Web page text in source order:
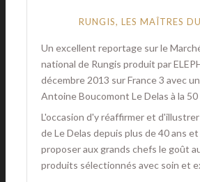
RUNGIS, LES MAÎTRES
Un excellent reportage sur le
national de Rungis produit par
décembre 2013 sur France 3 avec
Antoine Boucomont Le Delas à la
L'occasion d'y réaffirmer et
de Le Delas depuis plus de 40 ans et
proposer aux grands chefs le goût
produits sélectionnés avec soin et